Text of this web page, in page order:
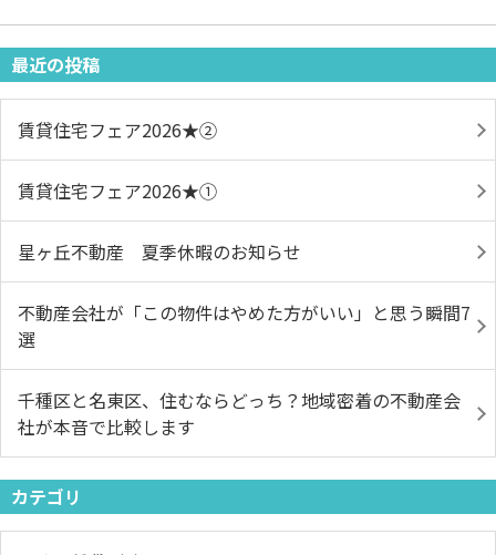
最近の投稿
賃貸住宅フェア2026★➁
賃貸住宅フェア2026★①
星ヶ丘不動産 夏季休暇のお知らせ
不動産会社が「この物件はやめた方がいい」と思う瞬間7
選
千種区と名東区、住むならどっち？地域密着の不動産会
社が本音で比較します
カテゴリ